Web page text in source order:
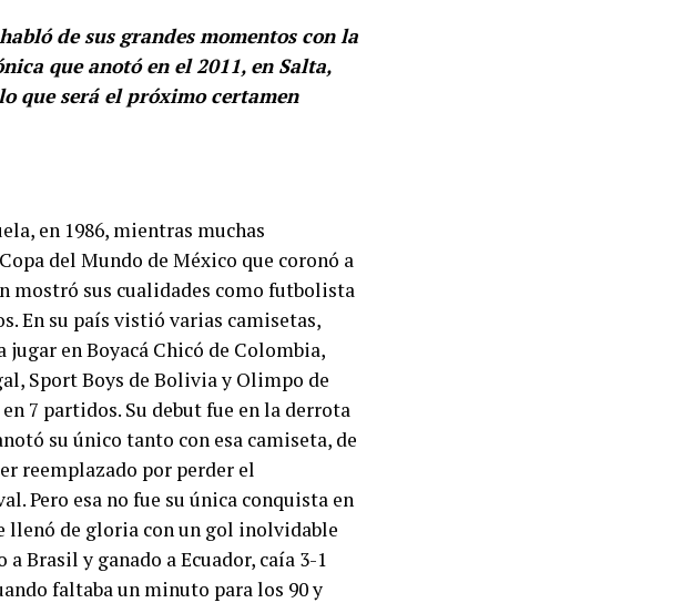
de sus grandes momentos con la
que anotó en el 2011, en Salta,
que será el próximo certamen
en 1986, mientras muchas
del Mundo de México que coronó a
mostró sus cualidades como futbolista
En su país vistió varias camisetas,
en Boyacá Chicó de Colombia,
Sport Boys de Bolivia y Olimpo de
7 partidos. Su debut fue en la derrota
su único tanto con esa camiseta, de
reemplazado por perder el
Pero esa no fue su única conquista en
llenó de gloria con un gol inolvidable
Brasil y ganado a Ecuador, caía 3-1
faltaba un minuto para los 90 y